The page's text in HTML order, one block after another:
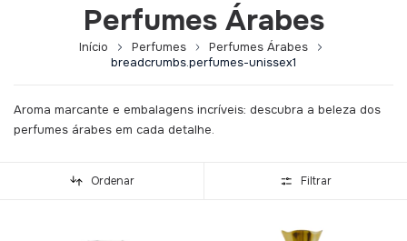
Perfumes Árabes
Início Perfumes
Perfumes Árabes
breadcrumbs.perfumes-unissex1
Aroma marcante e embalagens incríveis: descubra a beleza dos
perfumes árabes em cada detalhe.
Ordenar Filtrar